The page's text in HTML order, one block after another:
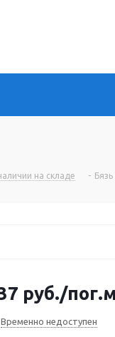
на складе -
руб./пог.м
Временно недоступен